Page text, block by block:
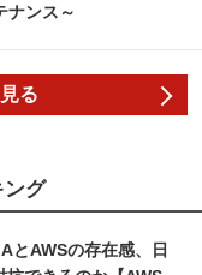
ナンス～
る
ング
とAWSの存在感、日